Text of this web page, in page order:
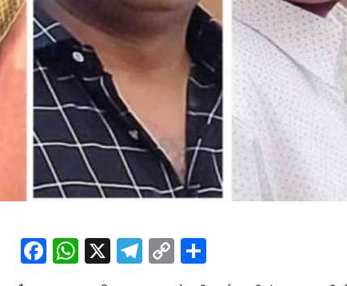
Facebook
WhatsApp
X Telegram
Copy
Link